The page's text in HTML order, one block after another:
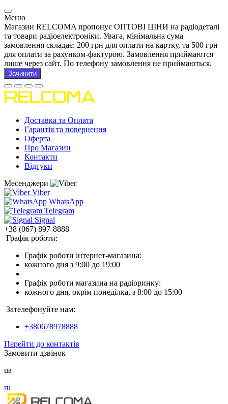
Меню
Магазин RELCOMA пропонує ОПТОВІ ЦІНИ на радіодеталі
та товари радіоелектроніки. Увага, мінімальна сума
замовлення складає: 200 грн для оплати на картку, та 500 грн
для оплати за рахунком-фактурою. Замовлення приймаются
лише через сайт. По телефону замовлення не приймаються.
Зачинити
Доставка та Оплата
Гарантія та повернення
Оферта
Про Магазин
Контакти
Відгуки
Месенджери
Viber
WhatsApp
Telegram
Signal
+38 (067) 897-8888
Графік роботи:
Графік роботи інтернет-магазина:
кожного дня з 9:00 до 19:00
Графік роботи магазина на радіоринку:
кожного дня, окрім понеділка, з 8:00 до 15:00
Зателефонуйте нам:
+380678978888
Перейти до контактів
Замовити дзвінок
ua
ru